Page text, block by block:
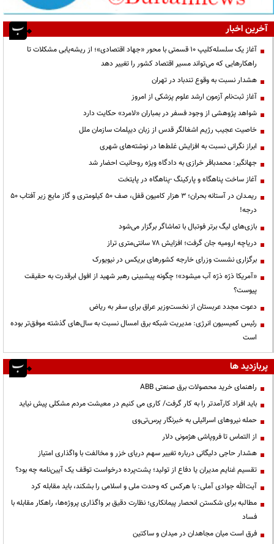
آخرین اخبار
آغاز یک سلسله‌کلیپ ۱۰ قسمتی با محور «جهاد اقتصادی»؛ از ریشه‌یابی مشکلات تا
راهکارهایی که می‌تواند مسیر اقتصاد کشور را تغییر دهد
هشدار نسبت به وقوع تندباد در تهران
آغاز ثبت‌نام آزمون ارشد علوم پزشکی از امروز
شواهد پژوهشی از وجود فسفر در بمباران «لامرد» حکایت دارد
خاصیت عجیب رژیم اشغالگر قدس از زبان دیپلمات سازمان ملل
ابراز نگرانی نسبت به افزایش غلط‌ها در نوشته‌های شهری
جهانگیر: محمدباقر خرازی به دادگاه ویژه روحانیت احضار شد
آغاز ساخت پناهگاه و پارکینگ -پناهگاه در پایتخت
ریمـدان در آستانه بحران؛ ۳ هزار کامیون قفل، صف ۵۰ کیلومتری و گاز مایع زیر آفتاب ۵۰
درجه!
بازی‌های لیگ برتر فوتبال با تماشاگر برگزار می‌شود
دریاچه ارومیه جان گرفت؛ افزایش ۷۸ سانتی‌متری تراز
برگزاری نشست وزرای خارجه کشورهای بریکس در نیویورک
«آمریکا ذرّه ذرّه آب میشود»؛ چگونه پیشبینی رهبر شهید از افول ابرقدرت به حقیقت
پیوست؟
دعوت مجدد عربستان از نخست‌وزیر عراق برای سفر به ریاض
رئیس کمیسیون انرژی: مدیریت شبکه برق امسال نسبت به سال‌های گذشته موفق‌تر بوده
است
پربازدید ها
راهنمای خرید محصولات برق صنعتی ABB
باید افراد کارآمدتر را به کار گرفت/ کاری می کنیم در معیشت مردم مشکلی پیش نیاید
حمله نیروهای اسرائیلی به خبرنگار پرس‌تی‌وی
از التماس تا فروپاشی هژمونی دلار
هشدار حاجی دلیگانی درباره تغییر سهم دریای خزر و مخالفت با واگذاری امتیاز
تقسیم غنایم مدیران یا دفاع از تولید؛ پشت‌پرده درخواست توقف یک آیین‌نامه چه بود؟
آیت‌الله جوادی آملی: با هرکس که وحدت ملی و اسلامی را بشکند، باید مقابله کرد
مطالبه برای شکستن انحصار پیمانکاری؛ نظارت دقیق بر واگذاری پروژه‌ها، راهکار مقابله با
فساد
فرق است میان مجاهدان در میدان و ساکتین